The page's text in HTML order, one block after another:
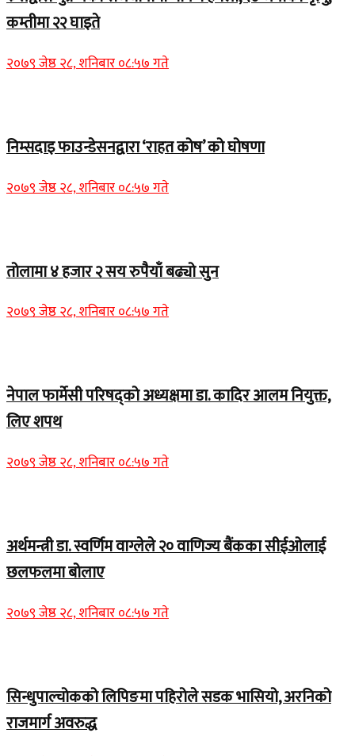
कम्तीमा २२ घाइते
२०७९ जेष्ठ २८, शनिबार ०८:५७ गते
निम्सदाइ फाउन्डेसनद्वारा ‘राहत कोष’ को घोषणा
२०७९ जेष्ठ २८, शनिबार ०८:५७ गते
तोलामा ४ हजार २ सय रुपैयाँ बढ्यो सुन
२०७९ जेष्ठ २८, शनिबार ०८:५७ गते
नेपाल फार्मेसी परिषद्को अध्यक्षमा डा. कादिर आलम नियुक्त,
लिए शपथ
२०७९ जेष्ठ २८, शनिबार ०८:५७ गते
अर्थमन्त्री डा. स्वर्णिम वाग्लेले २० वाणिज्य बैंकका सीईओलाई
छलफलमा बोलाए
२०७९ जेष्ठ २८, शनिबार ०८:५७ गते
सिन्धुपाल्चोकको लिपिङमा पहिरोले सडक भासियो, अरनिको
राजमार्ग अवरुद्ध